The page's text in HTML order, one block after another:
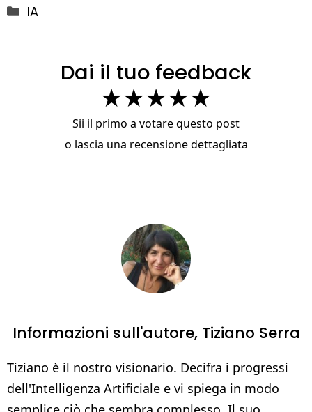
Categorie
IA
Dai il tuo feedback
★★★★★
Sii il primo a votare questo post
o lascia una recensione dettagliata
Informazioni sull'autore, Tiziano Serra
Tiziano è il nostro visionario. Decifra i progressi
dell'Intelligenza Artificiale e vi spiega in modo